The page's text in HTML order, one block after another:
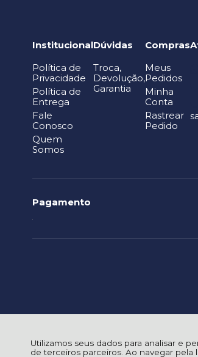
Utilizamos seus dados para analisar e
de terceiros parceiros. Ao navegar pela
Institucional
Política de
Privacidade
Política de
Entrega
Fale
Conosco
Quem
Somos
Dúvidas
Troca,
Devolução,
Garantia
Compras
Meus
Pedidos
Minha
Conta
Rastrear
Pedido
Pagamento